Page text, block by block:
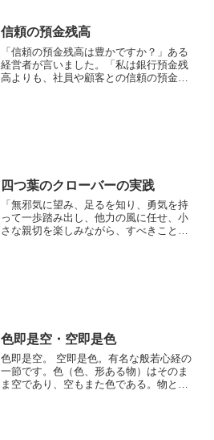
信頼の預金残高
「信頼の預金残高は豊かですか？」ある
経営者が言いました。「私は銀行預金残
高よりも、社員や顧客との信頼の預金残
四つ葉のクローバーの実践
「無邪気に望み、足るを知り、勇気を持
って一歩踏み出し、他力の風に任せ、小
さな親切を楽しみながら、すべきことを
色即是空・空即是色
色即是空。 空即是色。有名な般若心経の
一節です。色（色、形ある物）はそのま
ま空であり、空もまた色である。物と空